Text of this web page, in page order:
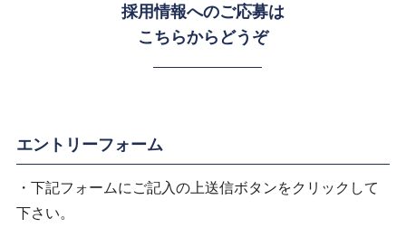
採用情報へのご応募は
こちらからどうぞ
エントリーフォーム
・下記フォームにご記入の上送信ボタンをクリックして
下さい。